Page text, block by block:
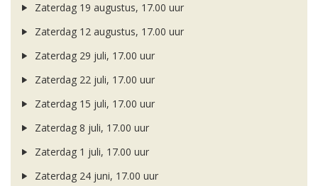
Zaterdag 19 augustus, 17.00 uur
Zaterdag 12 augustus, 17.00 uur
Zaterdag 29 juli, 17.00 uur
Zaterdag 22 juli, 17.00 uur
Zaterdag 15 juli, 17.00 uur
Zaterdag 8 juli, 17.00 uur
Zaterdag 1 juli, 17.00 uur
Zaterdag 24 juni, 17.00 uur